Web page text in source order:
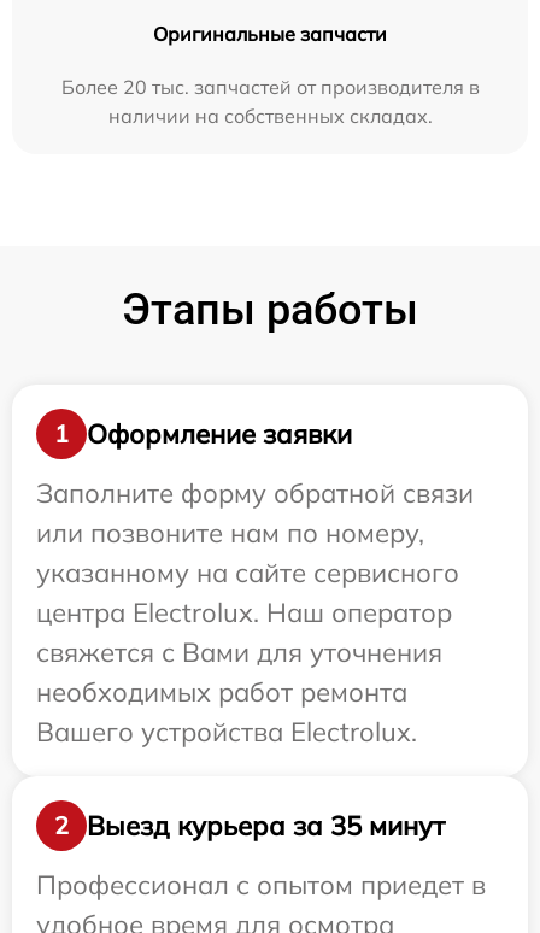
Оригинальные запчасти
Более 20 тыс. запчастей от производителя в
наличии на собственных складах.
Этапы работы
1
Оформление заявки
Заполните форму обратной связи
или позвоните нам по номеру,
указанному на сайте сервисного
центра Electrolux. Наш оператор
свяжется с Вами для уточнения
необходимых работ ремонта
Вашего устройства Electrolux.
2
Выезд курьера за 35 минут
Профессионал с опытом приедет в
удобное время для осмотра